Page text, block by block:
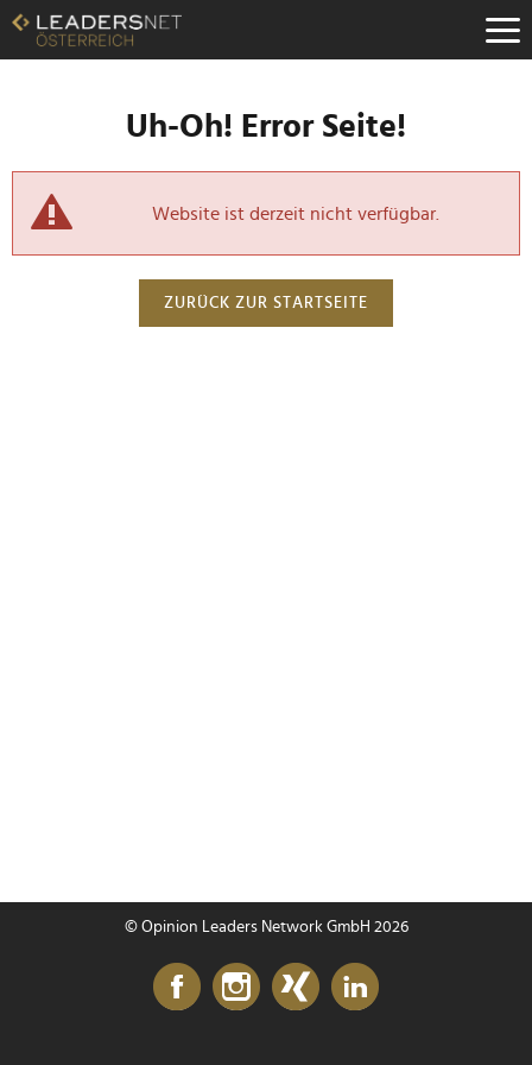
Uh-Oh! Error Seite!
Website ist derzeit nicht verfügbar.
ZURÜCK ZUR STARTSEITE
© Opinion Leaders Network GmbH 2026